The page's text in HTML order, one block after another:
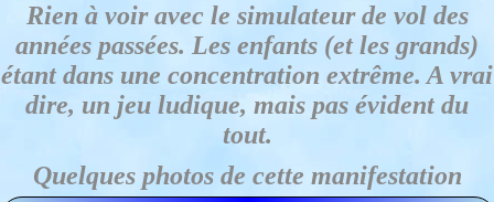
Rien à voir avec le simulateur de vol des
années passées. Les enfants (et les grands)
étant dans une concentration extrême. A vrai
dire, un jeu ludique, mais pas évident du
tout.
Quelques photos de cette manifestation